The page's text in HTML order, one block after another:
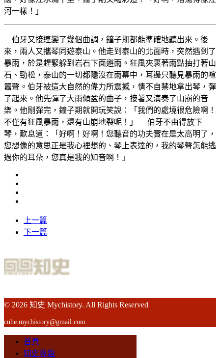
河一樣！」
伯牙又接連變了幾個曲調，鐘子期都能準確地聽出來。後
來，兩人又攜琴同遊泰山。他走到泰山的北面時，突然遇到了
暴雨，於是趕緊躲到岩石下面避雨。狂風夾裹著雨點抽打著山
石、勁松，泰山的一切都隱沒在雨幕中，耳邊只聽見暴雨的喧
囂聲。伯牙被這大自然的偉力所震撼，情不自禁地拿出琴，彈
了起來。他先彈了大雨傾盆的曲子，接著又演奏了山崩的音
樂。他剛彈完，鐘子期就開玩笑說：「我們的處境很危險啊！
不僅有狂風暴雨，還有山崩地裂呢！」 伯牙不由得放下
琴，歎息道：「好啊！好啊！您聽音的功夫實在是太高明了，
您想像的意思正是我心裡想的、琴上表達的，我的琴聲怎能逃
過你的耳朵，您真是我的知音啊！」
上一篇
下一篇
© 2026 知史 Mychistory. All Rights Reserved
cnhe.mychistory@gmail.com
首頁
知史專題